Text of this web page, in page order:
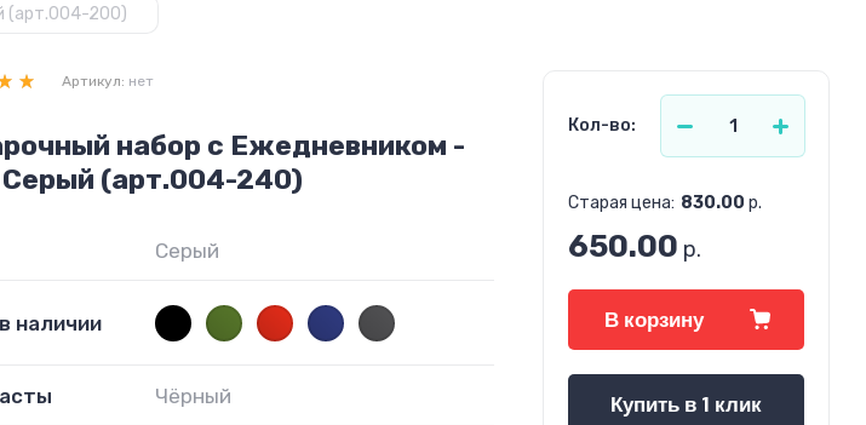
(арт.004-200)
Артикул: нет
набор с Ежедневником -
Серый (арт.004-240)
Серый
наличии
Чёрный
Кол-во:
Старая цена: 830.00 р.
650.00 р.
В корзину
Купить в 1 клик